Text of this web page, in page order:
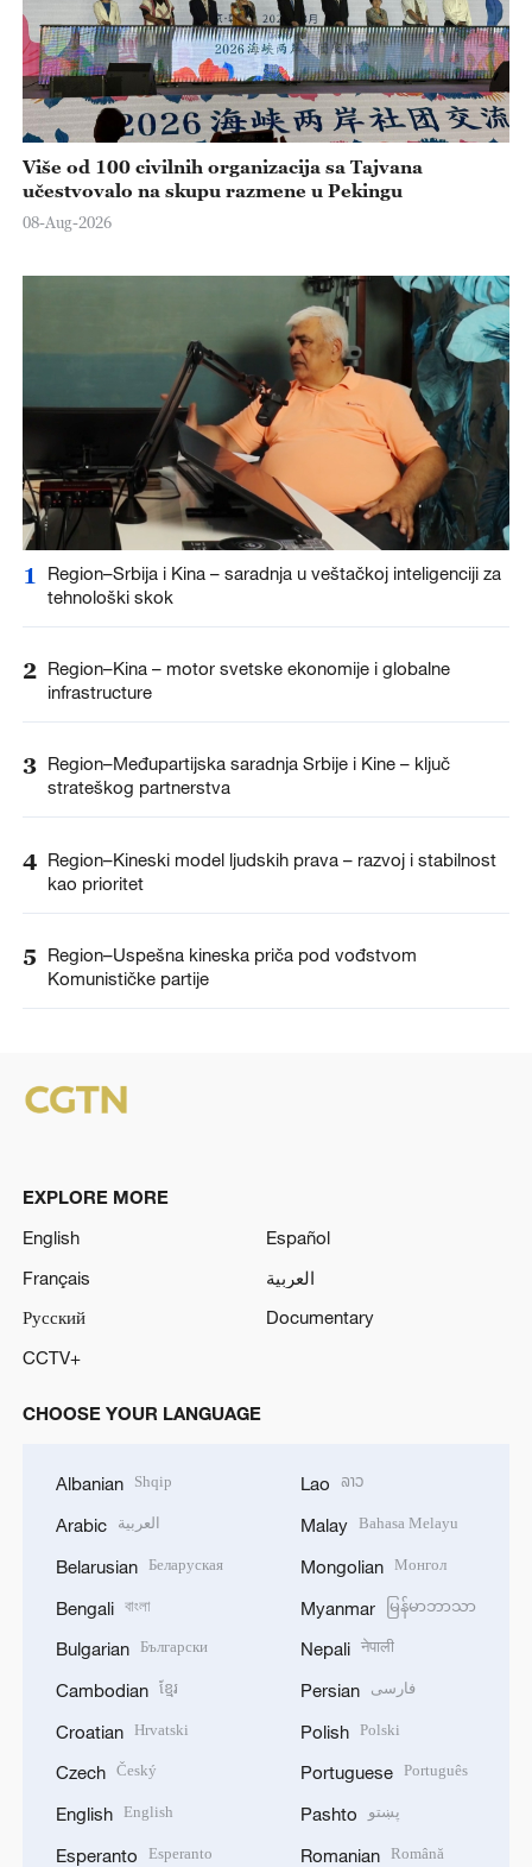
Više od 100 civilnih organizacija sa Tajvana
učestvovalo na skupu razmene u Pekingu
08-Aug-2026
1
Region–Srbija i Kina – saradnja u veštačkoj inteligenciji za
tehnološki skok
2 Region–Kina – motor svetske ekonomije i globalne
infrastructure
3 Region–Međupartijska saradnja Srbije i Kine – ključ
strateškog partnerstva
4 Region–Kineski model ljudskih prava – razvoj i stabilnost
kao prioritet
5
Region–Uspešna kineska priča pod vođstvom
Komunističke partije
EXPLORE MORE
English
Español
Français
العربية
Русский
Documentary
CCTV+
CHOOSE YOUR LANGUAGE
Albanian Shqip
Arabic العربية
Belarusian Беларуская
Bengali বাংলা
Bulgarian Български
Cambodian ខ្មែរ
Croatian Hrvatski
Czech Český
English English
Esperanto Esperanto
Lao ລາວ
Malay Bahasa Melayu
Mongolian Монгол
Myanmar မြန်မာဘာသာ
Nepali नेपाली
Persian فارسی
Polish Polski
Portuguese Português
Pashto پښتو
Romanian Română